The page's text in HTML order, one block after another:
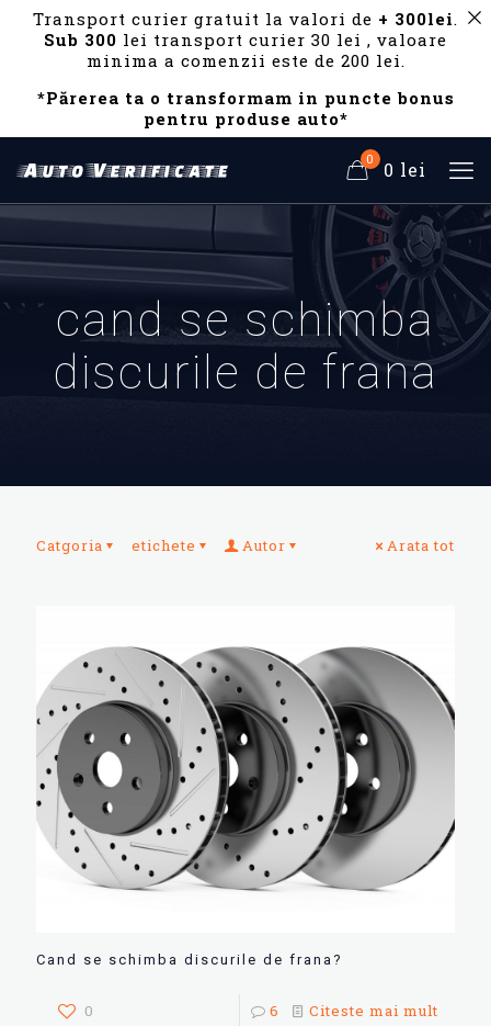
Transport curier gratuit la valori de + 300lei.
Sub 300 lei transport curier 30 lei , valoare
minima a comenzii este de 200 lei.
*Părerea ta o transformam in puncte bonus
pentru produse auto*
0 0 lei
cand se schimba
discurile de frana
Catgoria etichete Autor Arata tot
Cand se schimba discurile de frana?
0 6 Citeste mai mult